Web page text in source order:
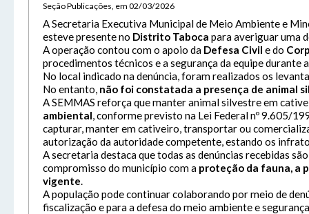
Seção Publicações, em 02/03/2026
A Secretaria Executiva Municipal de Meio Ambiente e
esteve presente no Distrito Taboca para averiguar uma
A operação contou com o apoio da Defesa Civil e do
procedimentos técnicos e a segurança da equipe durante
No local indicado na denúncia, foram realizados os
No entanto, não foi constatada a presença de animal
A SEMMAS reforça que manter animal silvestre em
ambiental, conforme previsto na Lei Federal nº 9.605/
capturar, manter em cativeiro, transportar ou
autorização da autoridade competente, estando os
A secretaria destaca que todas as denúncias recebidas
compromisso do município com a proteção da fauna, a
vigente.
A população pode continuar colaborando por meio de
fiscalização e para a defesa do meio ambiente e
Das
De